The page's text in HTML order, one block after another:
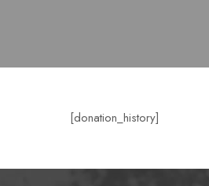
[donation_history]